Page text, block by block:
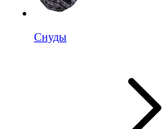
Снуды